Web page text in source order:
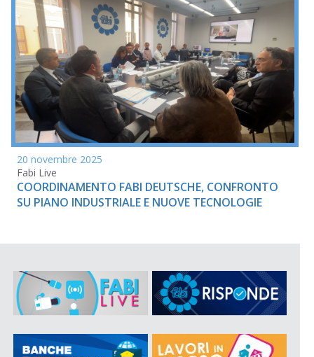
20 novembre 2025
Fabi Live
COORDINAMENTO FABI DEUTSCHE, CONFRONTO
SU PIANO INDUSTRIALE E NUOVE TECNOLOGIE